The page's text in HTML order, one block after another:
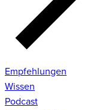
Empfehlungen
Wissen
Podcast